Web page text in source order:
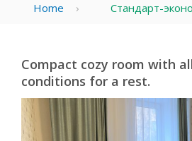
Home › Стандарт-
Compact cozy room with
conditions for a rest.